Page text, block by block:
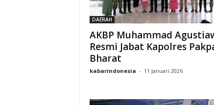
DAERAH
AKBP Muhammad
Resmi Jabat Kapolres
Bharat
kabarindonesia - 11 Januari 2026